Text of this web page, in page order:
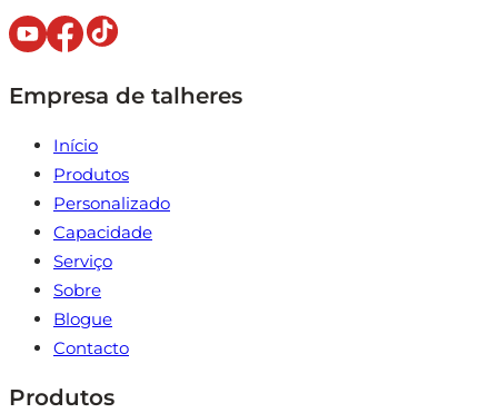
Empresa de talheres
Início
Produtos
Personalizado
Capacidade
Serviço
Sobre
Blogue
Contacto
Produtos